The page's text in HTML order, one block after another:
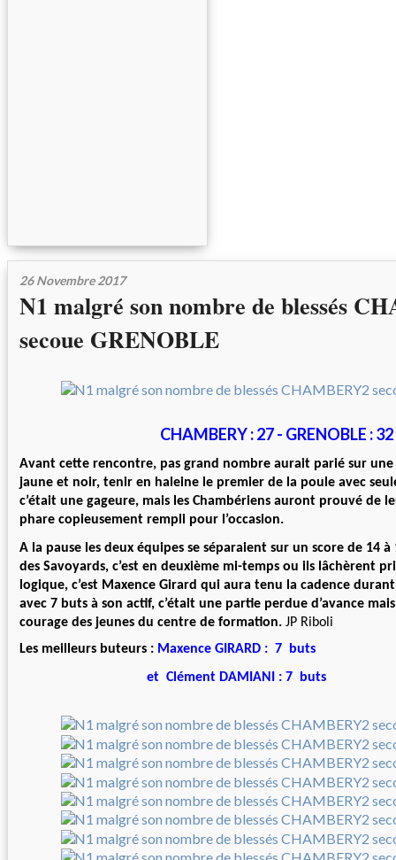
26 Novembre 2017
N1 malgré son nombre de blessés
secoue GRENOBLE
CHAMBERY : 27 - GRENOBLE : 32
Avant cette rencontre, pas grand nombre aurait parié sur une
jaune et noir, tenir en haleine le premier de la poule avec
c’était une gageure, mais les Chambériens auront prouvé de
phare copieusement rempli pour l’occasion.
A la pause les deux équipes se séparaient sur un score de 14
des Savoyards, c’est en deuxième mi-temps ou ils lâchèrent
logique, c’est Maxence Girard qui aura tenu la cadence
avec 7 buts à son actif, c’était une partie perdue d’avance
courage des jeunes du centre de formation. JP Riboli
Les meilleurs buteurs : Maxence GIRARD : 7 buts
et Clément DAMIANI : 7 buts